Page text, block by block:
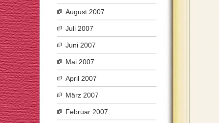
August 2007
Juli 2007
Juni 2007
Mai 2007
April 2007
März 2007
Februar 2007